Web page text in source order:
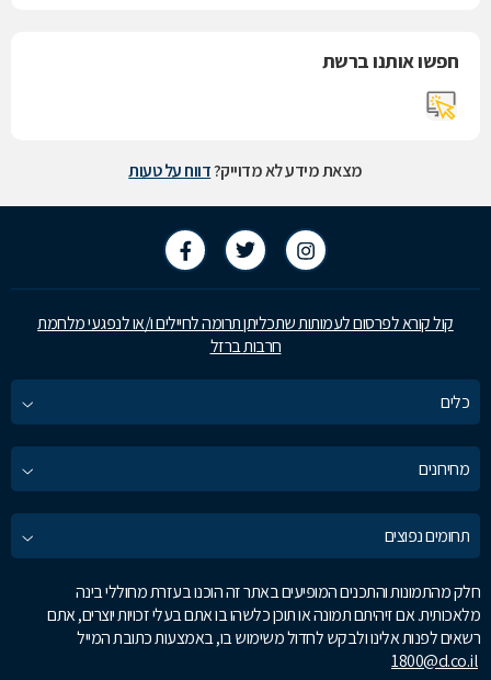
חפשו אותנו ברשת
מצאת מידע לא מדוייק?דווח על טעות
קול קורא לפרסום לעמותות שתכליתן תרומה לחיילים ו/או לנפגעי מלחמת
חרבות ברזל
כלים
מחירונים
תחומים נפוצים
חלק מהתמונות והתכנים המופיעים באתר זה הוכנו בעזרת מחוללי בינה
מלאכותית. אם זיהיתם תמונה או תוכן כלשהו בו אתם בעלי זכויות יוצרים, אתם
רשאים לפנות אלינו ולבקש לחדול משימוש בו, באמצעות כתובת המייל
1800@d.co.il